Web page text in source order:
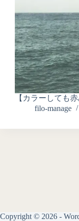
【カラーしても
filo-manage
Copyright © 2026 -